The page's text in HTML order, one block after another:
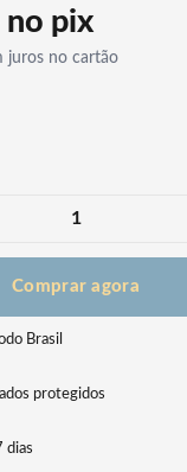
no pix
juros no cartão
Comprar agora
Brasil
protegidos
dias